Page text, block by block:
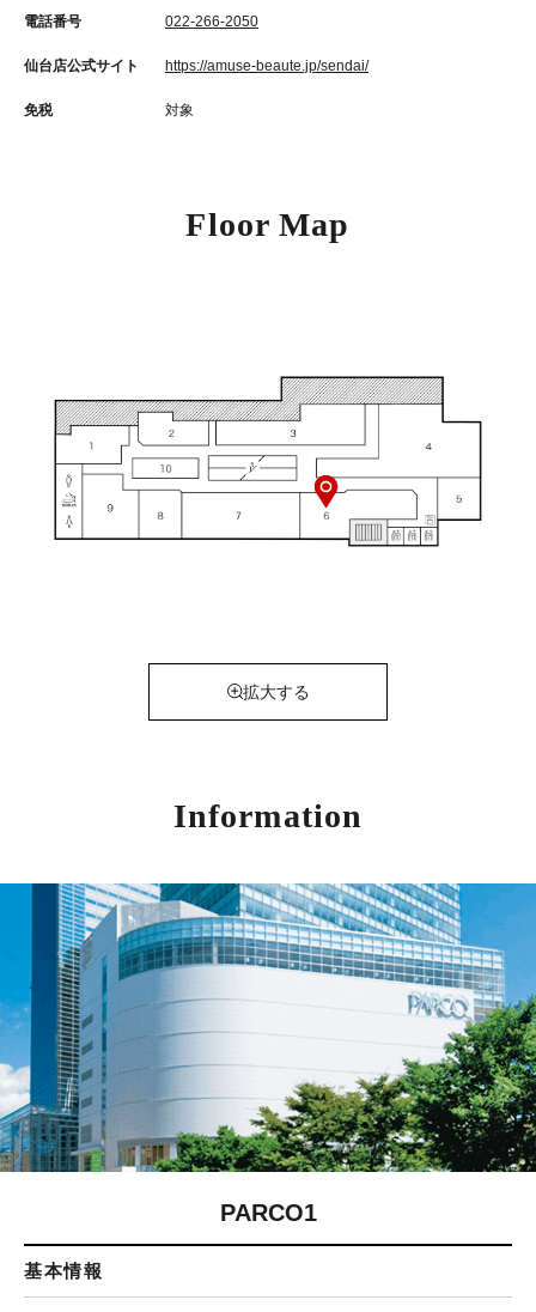
電話番号 022-266-2050
仙台店公式サイト https://amuse-beaute.jp/sendai/
免税 対象
Floor Map
拡大する
Information
PARCO1
基本情報